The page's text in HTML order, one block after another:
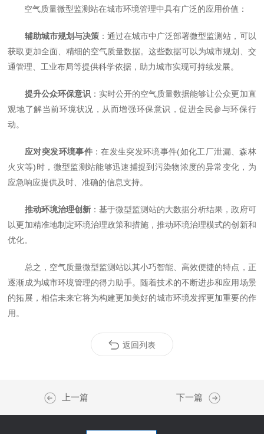
空气质量微型监测站在城市环境管理中具有广泛的应用价值：
辅助城市规划与决策：通过在城市中广泛部署微型监测站，可以
获取更加全面、精细的空气质量数据。这些数据可以为城市规划、交
通管理、工业布局等提供科学依据，助力城市实现可持续发展。
提升公众环保意识 ：实时公开的空气质量数据能够让公众更加直
观地了解当前环境状况，从而增强环保意识，促进全民参与环保行
动。
应对突发环境事件：在发生突发环境事件(如化工厂泄漏、森林
火灾等)时，微型监测站能够迅速捕捉到污染物浓度的异常变化，为
应急响应提供及时、准确的信息支持。
推动环境治理创新：基于微型监测站的大数据分析结果，政府可
以更加精准地制定环境治理政策和措施，推动环境治理模式的创新和
优化。
总之，空气质量微型监测站以其小巧智能、高效便捷的特点，正
逐渐成为城市环境管理的得力助手。随着技术的不断进步和应用场景
的拓展，相信未来它将为构建更加美好的城市环境发挥更加重要的作
用。
返回列表
上一篇 下一篇